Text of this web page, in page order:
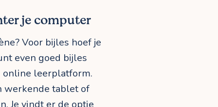
je computer
Voor bijles hoef je
even goed bijles
online leerplatform.
werkende tablet of